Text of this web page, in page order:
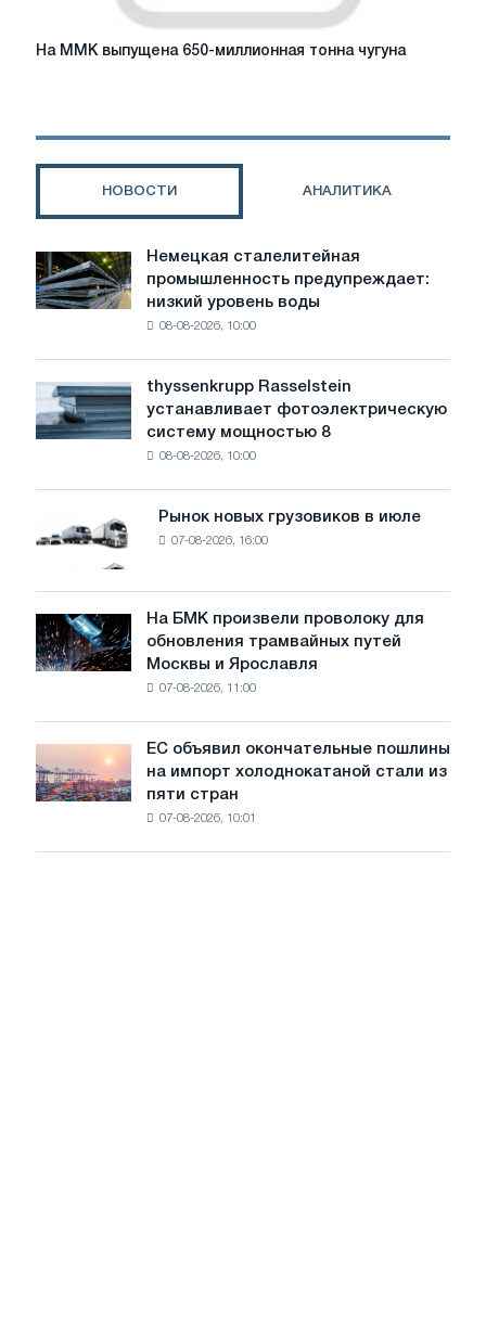
На
миллионная
На ММК выпущена 650-миллионная тонна чугуна
НОВОСТИ АНАЛИТИКА
Немецкая
сталелитейная
промышленность
предупреждает:
воды
угрожает
Немецкая сталелитейная
промышленность предупреждает:
низкий уровень воды
08-08-2026, 10:00
thyssenkrupp
Rasselstein
устанавливает
фотоэлектрическую
целей
обезуглероживания
thyssenkrupp Rasselstein
устанавливает фотоэлектрическую
систему мощностью 8
08-08-2026, 10:00
Рынок
новых
грузовиков
в
июле
Рынок новых грузовиков в июле
07-08-2026, 16:00
На
БМК
произвели
трамвайных
путей
Ярославля
На БМК произвели проволоку для
обновления трамвайных путей
Москвы и Ярославля
07-08-2026, 11:00
объявил
окончательные
ЕС объявил окончательные пошлины
на импорт холоднокатаной стали из
пяти стран
07-08-2026, 10:01